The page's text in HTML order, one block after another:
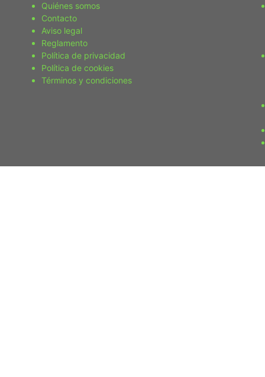
Quiénes somos
Contacto
Aviso legal
Reglamento
Política de privacidad
Política de cookies
Términos y condiciones